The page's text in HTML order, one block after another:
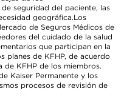
seguridad del paciente, las
geográfica.Los
de Seguros Médicos de
del cuidado de la salud
que participan en la
planes de KFHP, de acuerdo
KFHP de los miembros.
Kaiser Permanente y los
procesos de revisión de